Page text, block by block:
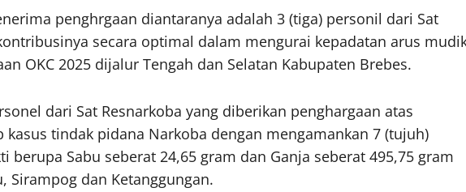
penghrgaan diantaranya adalah 3 (tiga) personil dari Sat
secara optimal dalam mengurai kepadatan arus
OKC 2025 dijalur Tengah dan Selatan Kabupaten Brebes.
dari Sat Resnarkoba yang diberikan penghargaan atas
kasus tindak pidana Narkoba dengan mengamankan 7 (tujuh)
berupa Sabu seberat 24,65 gram dan Ganja seberat 495,75 gram
Sirampog dan Ketanggungan.